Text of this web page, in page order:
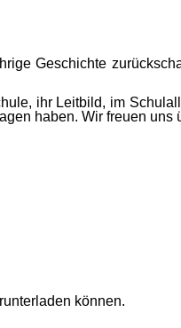
Geschichte
ihr Leitbild, im
haben. Wir freuen uns
können.